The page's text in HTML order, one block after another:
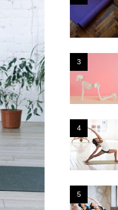
3
4
5